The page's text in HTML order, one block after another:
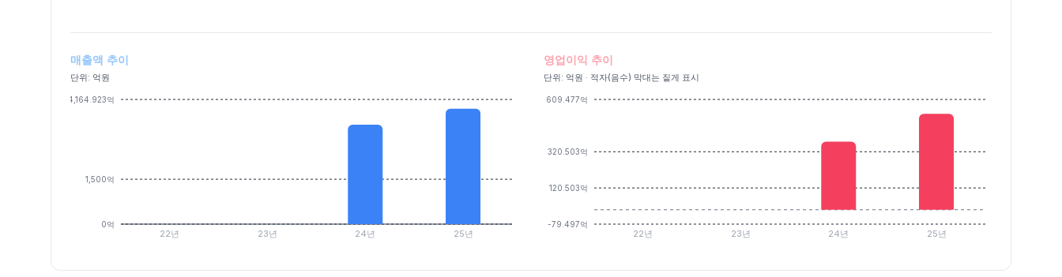
매출액 추이
단위: 억원
22년 23년 24년 25년
0억
1,500억
4,164.923억
영업이익 추이
단위: 억원 · 적자(음수) 막대는 짙게 표시
22년 23년 24년 25년
-79.497억
120.503억
320.503억
609.477억